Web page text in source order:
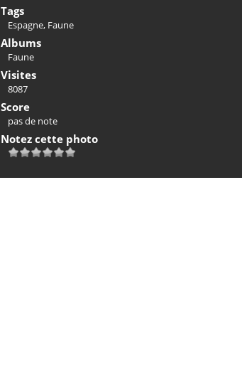
Tags
Espagne, Faune
Albums
Faune
Visites
8087
Score
pas de note
Notez cette photo